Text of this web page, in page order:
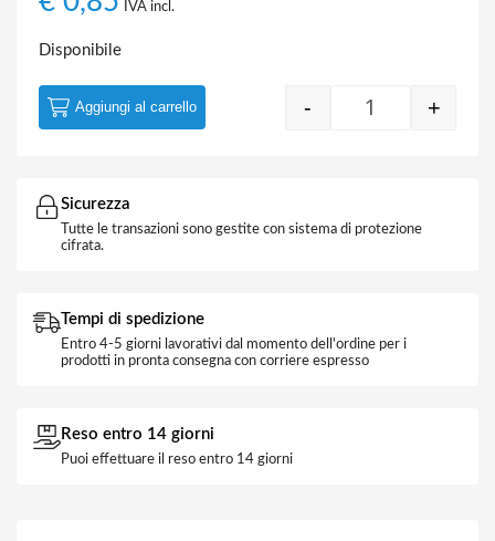
IVA incl.
Disponibile
Cercafase
- +
Aggiungi al carrello
Sicurezza
Tutte le transazioni sono gestite con sistema di protezione
cifrata.
Tempi di spedizione
Entro 4-5 giorni lavorativi dal momento dell'ordine per i
prodotti in pronta consegna con corriere espresso
Reso entro 14 giorni
Puoi effettuare il reso entro 14 giorni